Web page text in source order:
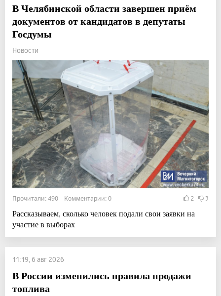
В Челябинской области завершен приём
документов от кандидатов в депутаты
Госдумы
Новости
Прочитали: 490 Комментарии: 0 2 3
Рассказываем, сколько человек подали свои заявки на
участие в выборах
11:19, 6 авг 2026
В России изменились правила продажи
топлива